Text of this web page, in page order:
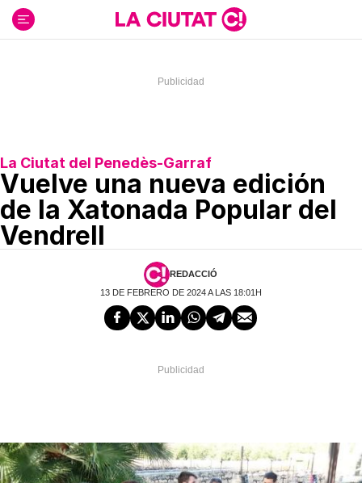
contenido
La Ciutat del Penedès-Garraf
Vuelve una nueva edición
de la Xatonada Popular del
Vendrell
REDACCIÓ
13 DE FEBRERO DE 2024 A LAS 18:01H